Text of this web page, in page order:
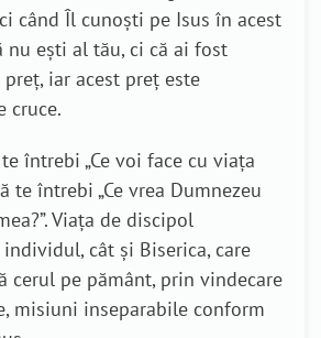
când Îl cunoști pe Isus în acest
nu ești al tău, ci că ai fost
iar acest preț este
cruce.
întrebi „Ce voi face cu viața
te întrebi „Ce vrea Dumnezeu
Viața de discipol
cât și Biserica, care
cerul pe pământ, prin vindecare
misiuni inseparabile conform